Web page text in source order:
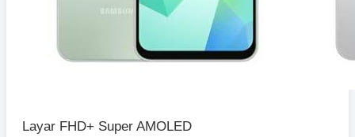
Layar FHD+ Super AMOLED